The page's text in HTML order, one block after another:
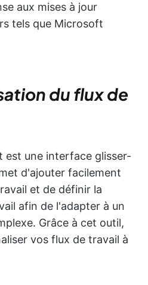
aux mises à jour
tels que Microsoft
du flux de
est une interface glisser-
d'ajouter facilement
et de définir la
afin de l'adapter à un
Grâce à cet outil,
vos flux de travail à